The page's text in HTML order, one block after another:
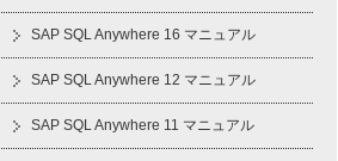
SAP SQL Anywhere 16 マニュアル
SAP SQL Anywhere 12 マニュアル
SAP SQL Anywhere 11 マニュアル